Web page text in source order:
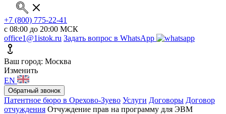
+7 (800) 775-22-41
с 08:00 до 20:00 МСК
office1@1istok.ru Задать вопрос в WhatsApp
Ваш город: Москва
Изменить
EN
Обратный звонок
Патентное бюро в Орехово-Зуево Услуги Договоры Договор
отчуждения Отчуждение прав на программу для ЭВМ